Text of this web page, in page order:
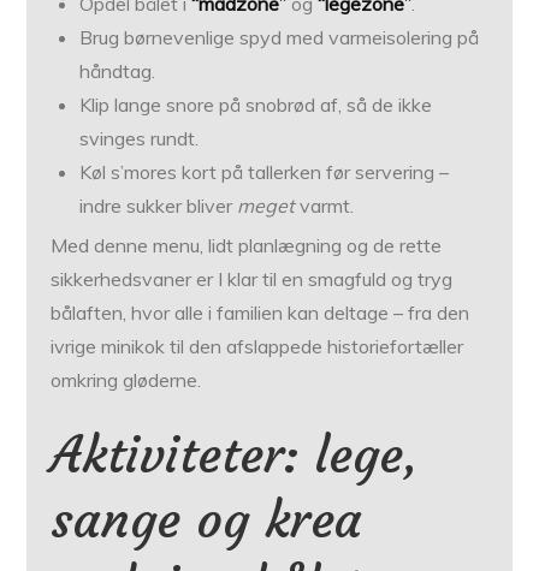
Brug børnevenlige spyd med varmeisolering på
håndtag.
Klip lange snore på snobrød af, så de ikke
svinges rundt.
Køl s’mores kort på tallerken før servering –
indre sukker bliver megetvarmt.
Med denne menu, lidt planlægning og de rette
sikkerheds­vaner er I klar til en smagfuld og tryg
bålaften, hvor alle i familien kan deltage – fra den
ivrige mini­kok til den afslappede historiefortæller
omkring gløderne.
Aktiviteter: lege,
sange og krea